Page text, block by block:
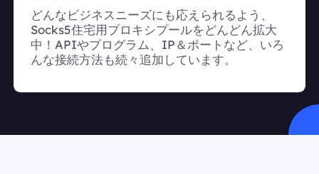
どんなビジネスニーズにも応えられるよう、
Socks5住宅用プロキシプールをどんどん拡大
中！APIやプログラム、IP＆ポートなど、いろ
んな接続方法も続々追加しています。